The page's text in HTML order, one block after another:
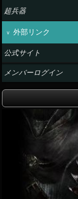
超兵器
外部リンク
公式サイト
メンバーログイン